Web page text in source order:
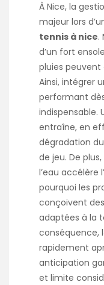
À Nice, la
majeur lors
tennis à nice.
d’un fort
pluies
Ainsi, intégrer
performant
indispensable.
entraîne, en
dégradation
de jeu. De
l’eau accélère
pourquoi les
conçoivent
adaptées à la
conséquence,
rapidement
anticipation
et limite